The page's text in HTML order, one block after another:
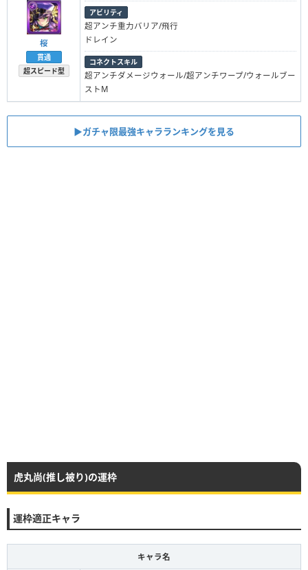
桜
貫通
超スピード型
アビリティ
超アンチ重力バリア/飛行
ドレイン
コネクトスキル
超アンチダメージウォール/超アンチワープ/ウォールブー
ストM
▶︎ガチャ限最強キャラランキングを見る
虎丸尚(推し被り)の運枠
運枠適正キャラ
キャラ名